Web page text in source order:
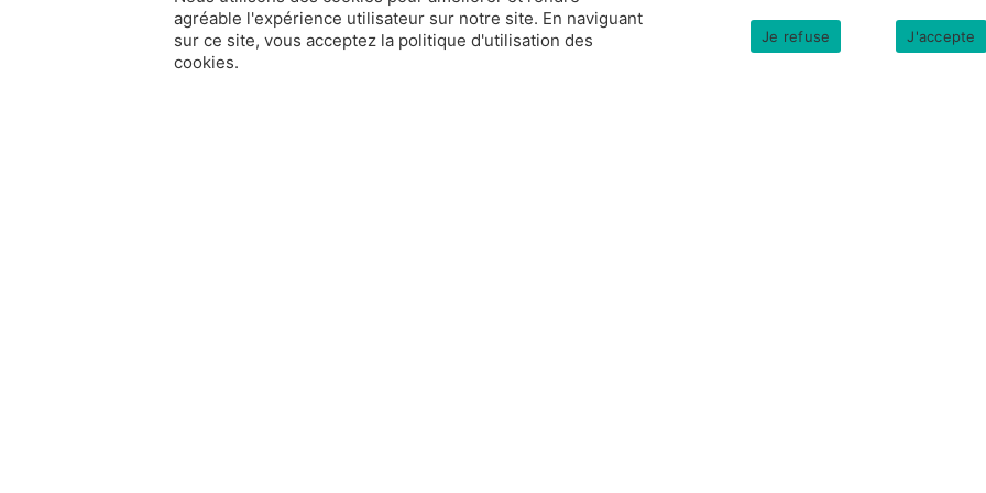
agréable l'expérience utilisateur sur notre site. En naviguant
sur ce site, vous acceptez la politique d'utilisation des
cookies.
J'accepte
Je refuse